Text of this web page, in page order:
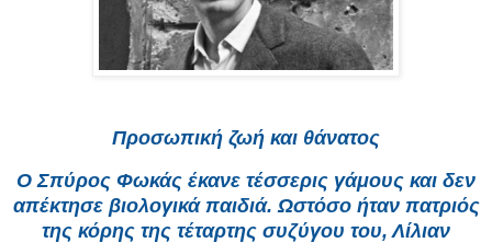
Προσωπική ζωή και θάνατος
Ο Σπύρος Φωκάς έκανε τέσσερις γάμους και δεν
απέκτησε βιολογικά παιδιά. Ωστόσο ήταν πατριός
της κόρης της τέταρτης συζύγου του, Λίλιαν